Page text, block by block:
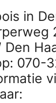
in
Den
070-